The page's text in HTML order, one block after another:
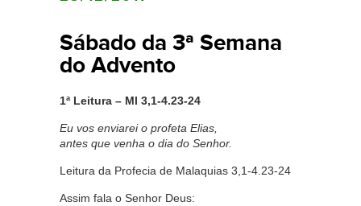
Sábado da 3ª Semana
do Advento
1ª Leitura – Ml 3,1-4.23-24
Eu vos enviarei o profeta Elias,
antes que venha o dia do Senhor.
Leitura da Profecia de Malaquias 3,1-4.23-24
Assim fala o Senhor Deus: